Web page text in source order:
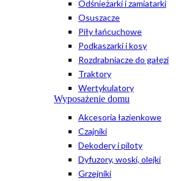
Odśnieżarki i zamiatarki
Osuszacze
Piły łańcuchowe
Podkaszarki i kosy
Rozdrabniacze do gałęzi
Traktory
Wertykulatory
Wyposażenie domu
Akcesoria łazienkowe
Czajniki
Dekodery i piloty
Dyfuzory, woski, olejki
Grzejniki